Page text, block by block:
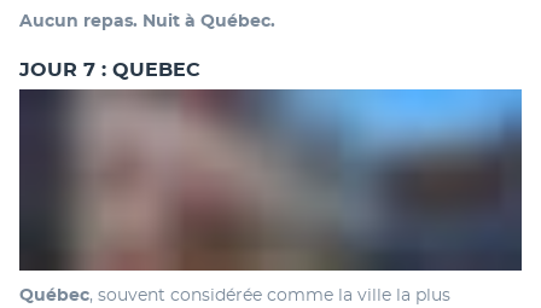
Aucun repas. Nuit à Québec.
JOUR 7 : QUEBEC
Québec, souvent considérée comme la ville la plus